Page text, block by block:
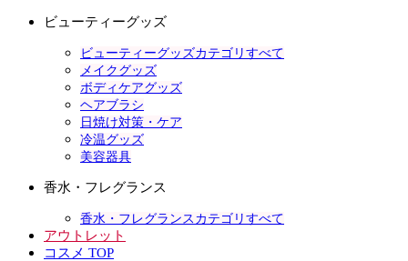
ビューティーグッズ
ビューティーグッズカテゴリすべて
メイクグッズ
ボディケアグッズ
ヘアブラシ
日焼け対策・ケア
冷温グッズ
美容器具
香水・フレグランス
香水・フレグランスカテゴリすべて
アウトレット
コスメ TOP